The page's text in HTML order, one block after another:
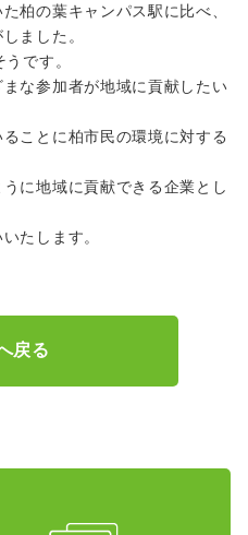
柏の葉キャンパス駅に比べ、
ました。
です。
な参加者が地域に貢献したい
ことに柏市民の環境に対する
に地域に貢献できる企業とし
たします。
戻る